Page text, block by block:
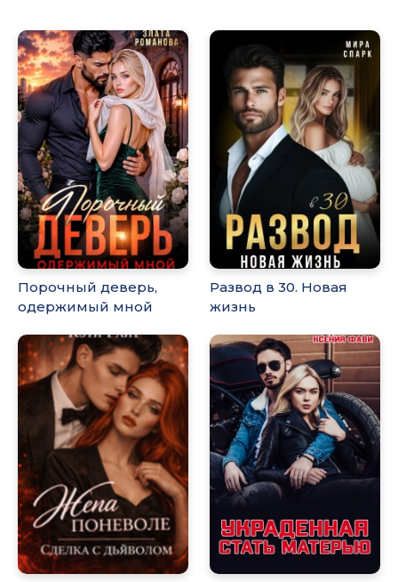
Порочный деверь,
одержимый мной
Развод в 30. Новая
жизнь